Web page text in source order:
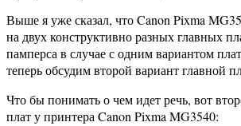
Выше я уже сказал, что Canon Pixma
на двух конструктивно разных главных
памперса в случае с одним вариантом
теперь обсудим второй вариант главной
Что бы понимать о чем идет речь, вот
плат у принтера Canon Pixma MG3540: